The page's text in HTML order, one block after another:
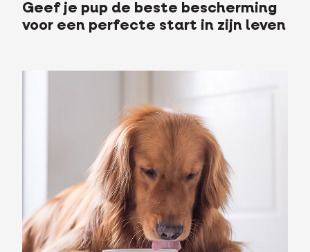
Geef je pup de beste bescherming
voor een perfecte start in zijn leven